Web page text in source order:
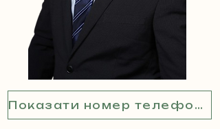
Показати номер телефону